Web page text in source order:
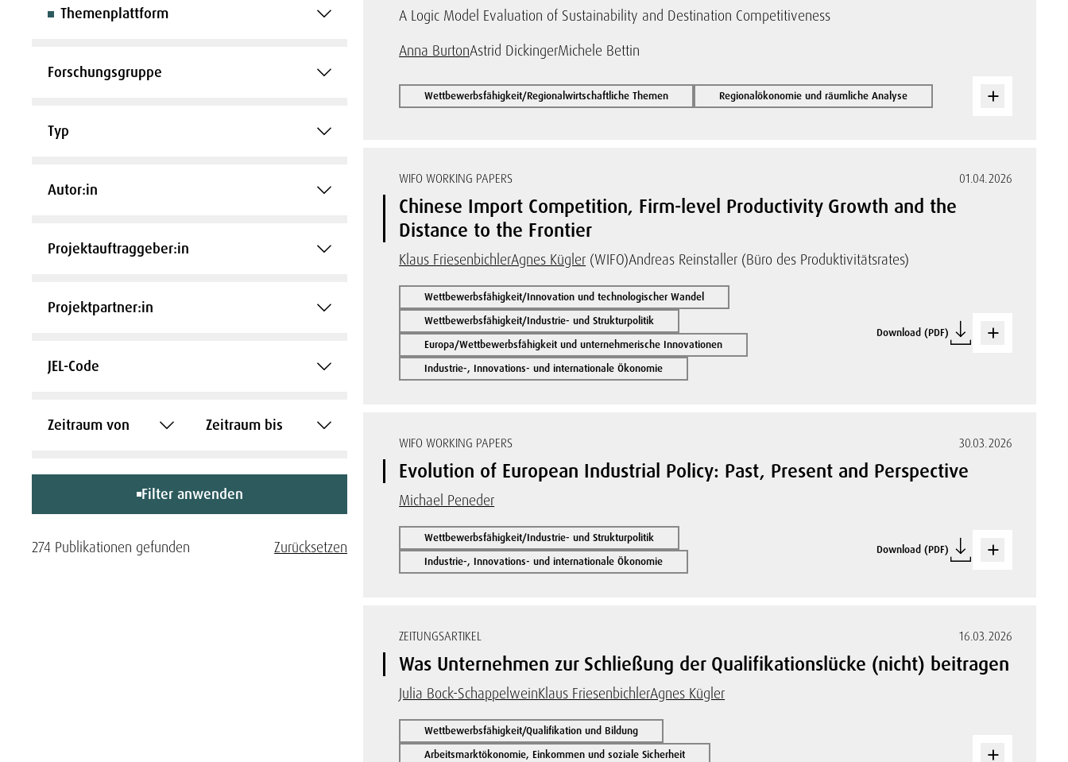
Themenplattform
Forschungsgruppe
Typ
Autor:in
Projektauftraggeber:in
Projektpartner:in
JEL-Code
Zeitraum von Zeitraum bis
Filter anwenden
274 Publikationen gefunden Zurücksetzen
A Logic Model Evaluation of Sustainability and Destination Competitiveness
Anna BurtonAstrid DickingerMichele Bettin
Wettbewerbsfähigkeit/Regionalwirtschaftliche Themen Regionalökonomie und räumliche Analyse
WIFO WORKING PAPERS 01.04.2026
Chinese Import Competition, Firm-level Productivity Growth and the
Distance to the Frontier
Klaus FriesenbichlerAgnes Kügler (WIFO)Andreas Reinstaller (Büro des Produktivitätsrates)
Wettbewerbsfähigkeit/Innovation und technologischer Wandel
Wettbewerbsfähigkeit/Industrie- und Strukturpolitik
Europa/Wettbewerbsfähigkeit und unternehmerische Innovationen
Industrie-, Innovations- und internationale Ökonomie
Download (PDF)
WIFO WORKING PAPERS 30.03.2026
Evolution of European Industrial Policy: Past, Present and Perspective
Michael Peneder
Wettbewerbsfähigkeit/Industrie- und Strukturpolitik
Industrie-, Innovations- und internationale Ökonomie
Download (PDF)
ZEITUNGSARTIKEL 16.03.2026
Was Unternehmen zur Schließung der Qualifikationslücke (nicht) beitragen
Julia Bock-SchappelweinKlaus FriesenbichlerAgnes Kügler
Wettbewerbsfähigkeit/Qualifikation und Bildung
Arbeitsmarktökonomie, Einkommen und soziale Sicherheit